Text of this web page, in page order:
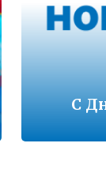
Ваш
САД
С